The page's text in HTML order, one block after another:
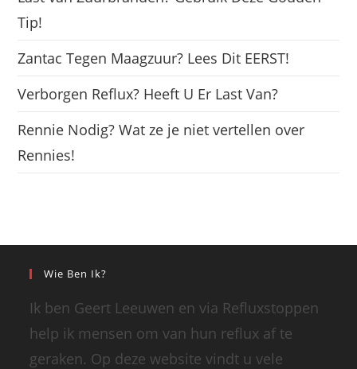
Tip!
Zantac Tegen Maagzuur? Lees Dit EERST!
Verborgen Reflux? Heeft U Er Last Van?
Rennie Nodig? Wat ze je niet vertellen over
Rennies!
Wie Ben Ik?
Ik ben Geert Leeuwen en via Refluxstoppen
help ik mensen om van hun reflux af te
geraken. Op deze website vindt u vele